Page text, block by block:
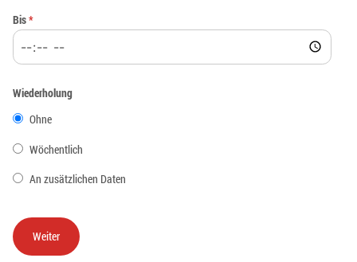
Bis*
Wiederholung
Ohne
Wöchentlich
An zusätzlichen Daten